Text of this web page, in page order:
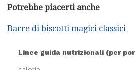
Potrebbe piacerti anche
Barre di biscotti magici classici
Linee guida nutrizionali (per